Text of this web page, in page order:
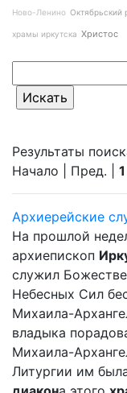
Ново-Ленино Октябрьский
храмы иркутска Христос
Результаты
Начало | Пред. | 1
Архиерейские
На прошлой
архиепископ
служил
Небесных Сил
Михаила-
владыка
Михаила-
Литургии им